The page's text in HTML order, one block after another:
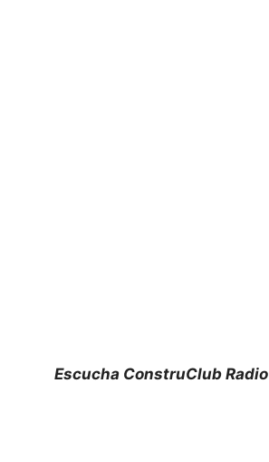
Escucha ConstruClub Radio